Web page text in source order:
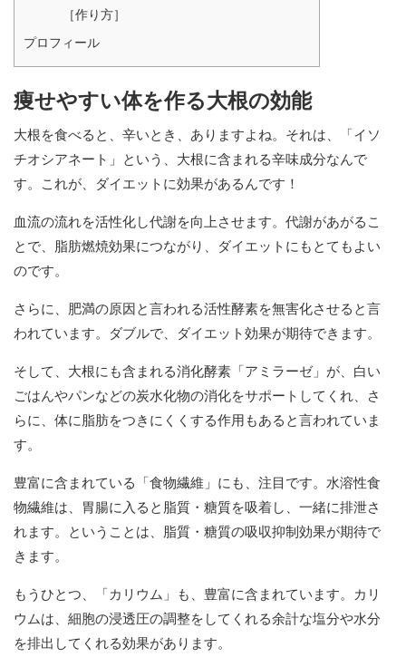
［作り方］
プロフィール
痩せやすい体を作る大根の効能
大根を食べると、辛いとき、ありますよね。それは、「イソ
チオシアネート」という、大根に含まれる辛味成分なんで
す。これが、ダイエットに効果があるんです！
血流の流れを活性化し代謝を向上させます。代謝があがるこ
とで、脂肪燃焼効果につながり、ダイエットにもとてもよい
のです。
さらに、肥満の原因と言われる活性酵素を無害化させると言
われています。ダブルで、ダイエット効果が期待できます。
そして、大根にも含まれる消化酵素「アミラーゼ」が、白い
ごはんやパンなどの炭水化物の消化をサポートしてくれ、さ
らに、体に脂肪をつきにくくする作用もあると言われていま
す。
豊富に含まれている「食物繊維」にも、注目です。水溶性食
物繊維は、胃腸に入ると脂質・糖質を吸着し、一緒に排泄さ
れます。ということは、脂質・糖質の吸収抑制効果が期待で
きます。
もうひとつ、「カリウム」も、豊富に含まれています。カリ
ウムは、細胞の浸透圧の調整をしてくれる余計な塩分や水分
を排出してくれる効果があります。